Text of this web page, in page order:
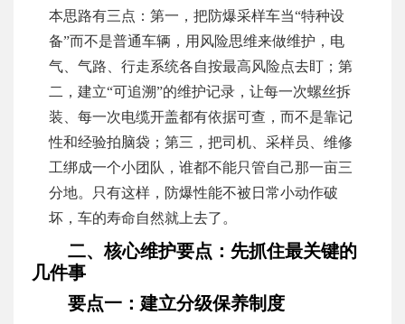
本思路有三点：第一，把防爆采样车当“特种设
备”而不是普通车辆，用风险思维来做维护，电
气、气路、行走系统各自按最高风险点去盯；第
二，建立“可追溯”的维护记录，让每一次螺丝拆
装、每一次电缆开盖都有依据可查，而不是靠记
性和经验拍脑袋；第三，把司机、采样员、维修
工绑成一个小团队，谁都不能只管自己那一亩三
分地。只有这样，防爆性能不被日常小动作破
坏，车的寿命自然就上去了。
二、核心维护要点：先抓住最关键的
几件事
要点一：建立分级保养制度